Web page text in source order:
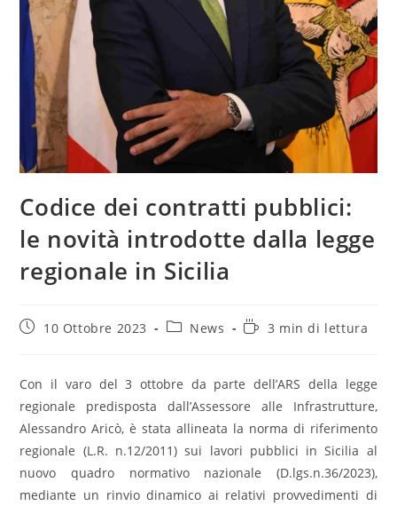
Codice dei contratti pubblici:
le novità introdotte dalla legge
regionale in Sicilia
Articolo10 Ottobre 2023
Categoria
News
Tempo3 min di lettura
Con il varo del 3 ottobre da parte dell’ARS della legge
regionale predisposta dall’Assessore alle Infrastrutture,
Alessandro Aricò, è stata allineata la norma di riferimento
regionale (L.R. n.12/2011) sui lavori pubblici in Sicilia al
nuovo quadro normativo nazionale (D.lgs.n.36/2023),
mediante un rinvio dinamico ai relativi provvedimenti di